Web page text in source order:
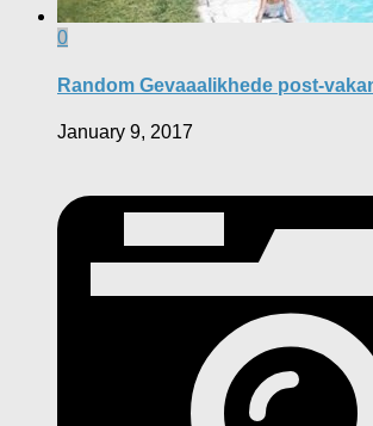
0
Random Gevaaalikhede post-
January 9, 2017